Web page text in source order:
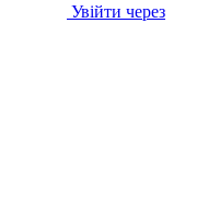
Увійти через